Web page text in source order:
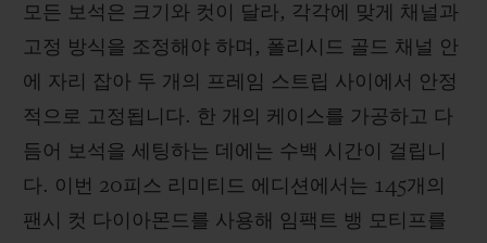
모든 보석은 크기와 컷이 달라, 각각에 맞게 채널과
고정 방식을 조정해야 하며, 폴리시드 골드 채널 안
에 자리 잡아 두 개의 프레임 스트립 사이에서 안정
적으로 고정됩니다. 한 개의 케이스를 가공하고 다
듬어 보석을 세팅하는 데에는 수백 시간이 걸립니
다. 이번 20피스 리미티드 에디션에서는 145개의
팬시 컷 다이아몬드를 사용해 임팩트 뱅 모티프를